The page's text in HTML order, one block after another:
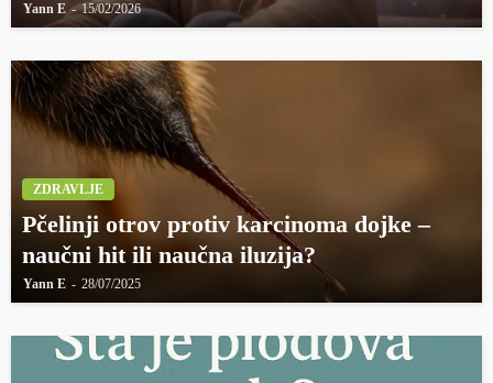
Yann E 15/02/2026
ZDRAVLJE
Pčelinji otrov protiv karcinoma dojke –
naučni hit ili naučna iluzija?
Yann E 28/07/2025